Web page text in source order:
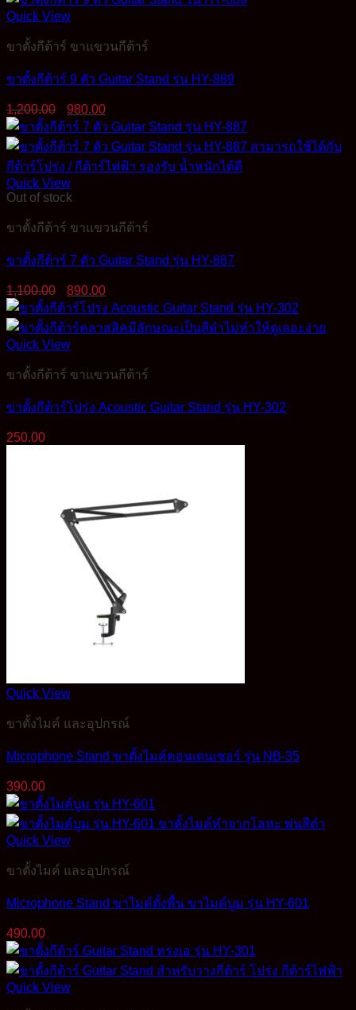
Quick View
ขาตั้งกีต้าร์ ขาแขวนกีต้าร์
ขาตั้งกีต้าร์ 9 ตัว Guitar Stand รุ่น HY-889
1,200.00
Original
price
was:
1,200.00฿.
980.00
price
is:
980.00฿.
Quick View
Out of stock
ขาตั้งกีต้าร์ ขาแขวนกีต้าร์
ขาตั้งกีต้าร์ 7 ตัว Guitar Stand รุ่น HY-887
1,100.00
Original
price
was:
1,100.00฿.
890.00
price
is:
890.00฿.
Quick View
ขาตั้งกีต้าร์ ขาแขวนกีต้าร์
ขาตั้งกีต้าร์โปร่ง Acoustic Guitar Stand รุ่น HY-302
250.00
Quick View
ขาตั้งไมค์ และอุปกรณ์
Microphone Stand ขาตั้งไมค์คอนเดนเซอร์ รุ่น NB-35
390.00
Quick View
ขาตั้งไมค์ และอุปกรณ์
Microphone Stand ขาไมค์ตั้งพื้น ขาไมค์บูม รุ่น HY-601
490.00
Quick View